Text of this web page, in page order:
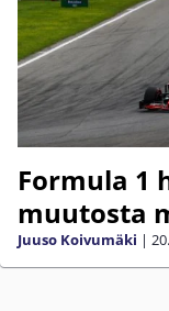
Formula 1
muutosta
Juuso Koivumäki |